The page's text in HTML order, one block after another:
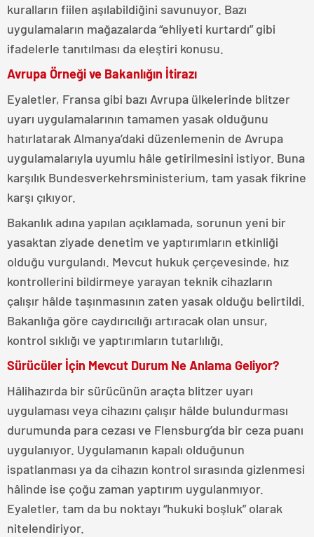
kuralların fiilen aşılabildiğini savunuyor. Bazı
uygulamaların mağazalarda “ehliyeti kurtardı” gibi
ifadelerle tanıtılması da eleştiri konusu.
Avrupa Örneği ve Bakanlığın İtirazı
Eyaletler, Fransa gibi bazı Avrupa ülkelerinde blitzer
uyarı uygulamalarının tamamen yasak olduğunu
hatırlatarak Almanya’daki düzenlemenin de Avrupa
uygulamalarıyla uyumlu hâle getirilmesini istiyor. Buna
karşılık Bundesverkehrsministerium, tam yasak fikrine
karşı çıkıyor.
Bakanlık adına yapılan açıklamada, sorunun yeni bir
yasaktan ziyade denetim ve yaptırımların etkinliği
olduğu vurgulandı. Mevcut hukuk çerçevesinde, hız
kontrollerini bildirmeye yarayan teknik cihazların
çalışır hâlde taşınmasının zaten yasak olduğu belirtildi.
Bakanlığa göre caydırıcılığı artıracak olan unsur,
kontrol sıklığı ve yaptırımların tutarlılığı.
Sürücüler İçin Mevcut Durum Ne Anlama Geliyor?
Hâlihazırda bir sürücünün araçta blitzer uyarı
uygulaması veya cihazını çalışır hâlde bulundurması
durumunda para cezası ve Flensburg’da bir ceza puanı
uygulanıyor. Uygulamanın kapalı olduğunun
ispatlanması ya da cihazın kontrol sırasında gizlenmesi
hâlinde ise çoğu zaman yaptırım uygulanmıyor.
Eyaletler, tam da bu noktayı “hukuki boşluk” olarak
nitelendiriyor.